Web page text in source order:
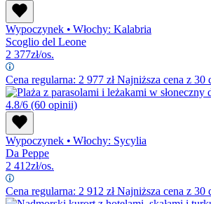
Wypoczynek • Włochy: Kalabria
Scoglio del Leone
2 377zł/os.
Cena regularna: 2 977 złNajniższa cena z 30
4.8/6 (60 opinii)
Wypoczynek • Włochy: Sycylia
Da Peppe
2 412zł/os.
Cena regularna: 2 912 złNajniższa cena z 30